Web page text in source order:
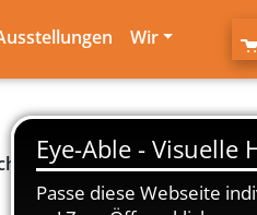
Wir
willkommen. Sie werden